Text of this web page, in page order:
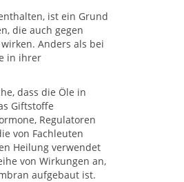
ist ein Grund
die auch gegen
Anders als bei
in ihrer
dass die Öle in
Giftstoffe
Regulatoren
von Fachleuten
Heilung verwendet
von Wirkungen an,
aufgebaut ist.